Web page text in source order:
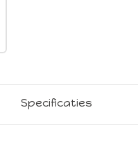
Specificaties